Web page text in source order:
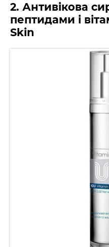
2. Антивікова
пептидами і
Skin